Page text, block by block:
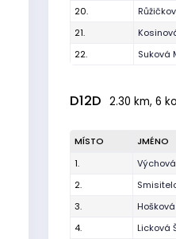
20.
21.
22.
Suková
D12D 2.30 km, 6
MÍSTO JMÉNO
1.
2.
3.
4.
Licková